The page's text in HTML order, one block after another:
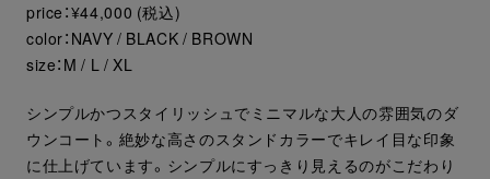
price：¥44,000 (税込)
color：NAVY / BLACK / BROWN
size：M / L / XL
シンプルかつスタイリッシュでミニマルな大人の雰囲気のダ
ウンコート。絶妙な高さのスタンドカラーでキレイ目な印象
に仕上げています。シンプルにすっきり見えるのがこだわり